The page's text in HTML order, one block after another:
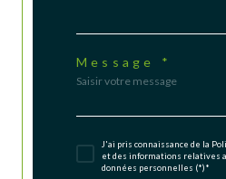
Message *
J'ai pris connaissance de la
et des informations relatives
données personnelles (*)*